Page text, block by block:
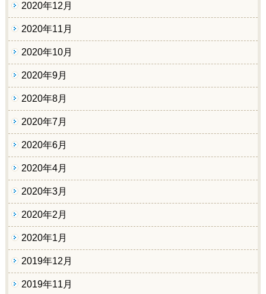
2020年12月
2020年11月
2020年10月
2020年9月
2020年8月
2020年7月
2020年6月
2020年4月
2020年3月
2020年2月
2020年1月
2019年12月
2019年11月